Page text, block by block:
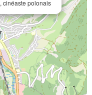
cinéaste polonais